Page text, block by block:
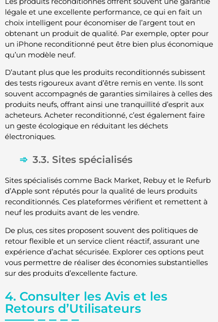
légale et une excellente performance, ce qui en fait un
choix intelligent pour économiser de l’argent tout en
obtenant un produit de qualité. Par exemple, opter pour
un iPhone reconditionné peut être bien plus économique
qu’un modèle neuf.
D’autant plus que les produits reconditionnés subissent
des tests rigoureux avant d’être remis en vente. Ils sont
souvent accompagnés de garanties similaires à celles des
produits neufs, offrant ainsi une tranquillité d’esprit aux
acheteurs. Acheter reconditionné, c’est également faire
un geste écologique en réduitant les déchets
électroniques.
3.3. Sites spécialisés
Sites spécialisés comme Back Market, Rebuy et le Refurb
d’Apple sont réputés pour la qualité de leurs produits
reconditionnés. Ces plateformes vérifient et remettent à
neuf les produits avant de les vendre.
De plus, ces sites proposent souvent des politiques de
retour flexible et un service client réactif, assurant une
expérience d’achat sécurisée. Explorer ces options peut
vous permettre de réaliser des économies substantielles
sur des produits d’excellente facture.
4. Consulter les Avis et les
Retours d’Utilisateurs